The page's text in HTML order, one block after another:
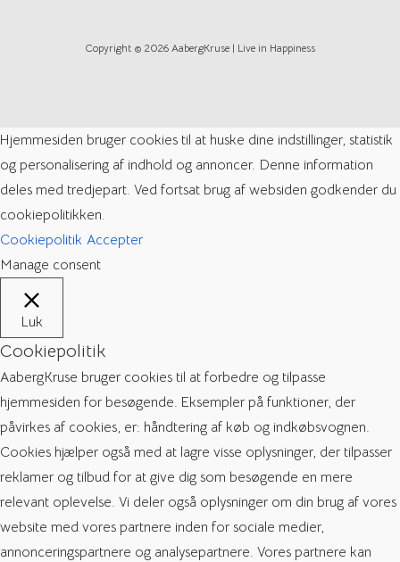
Copyright © 2026 AabergKruse | Live in Happiness
Hjemmesiden bruger cookies til at huske dine indstillinger, statistik
og personalisering af indhold og annoncer. Denne information
deles med tredjepart. Ved fortsat brug af websiden godkender du
cookiepolitikken.
Cookiepolitik Accepter
Manage consent
Luk
Cookiepolitik
AabergKruse bruger cookies til at forbedre og tilpasse
hjemmesiden for besøgende. Eksempler på funktioner, der
påvirkes af cookies, er: håndtering af køb og indkøbsvognen.
Cookies hjælper også med at lagre visse oplysninger, der tilpasser
reklamer og tilbud for at give dig som besøgende en mere
relevant oplevelse. Vi deler også oplysninger om din brug af vores
website med vores partnere inden for sociale medier,
annonceringspartnere og analysepartnere. Vores partnere kan